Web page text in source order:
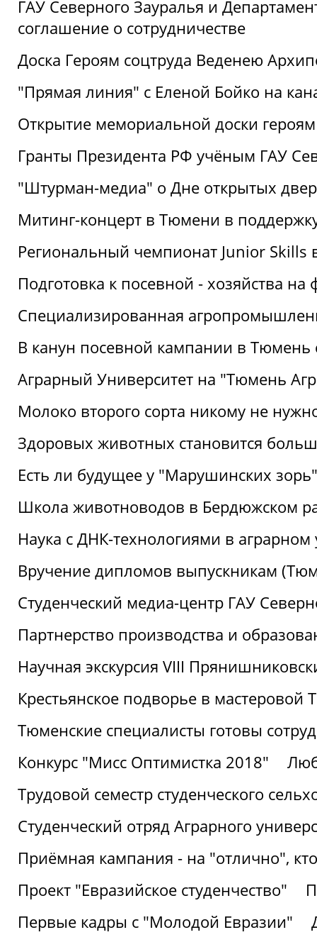
ГАУ Северного Зауралья и
соглашение о сотрудничестве
Доска Героям соцтруда Веденею
"Прямая линия" с Еленой Бойко на
Открытие мемориальной доски
Гранты Президента РФ учёным ГАУ
"Штурман-медиа" о Дне открытых
Митинг-концерт в Тюмени в
Региональный чемпионат Junior Skills
Подготовка к посевной - хозяйства
Специализированная
В канун посевной кампании в Тюмень
Аграрный Университет на "Тюмень
Молоко второго сорта никому не
Здоровых животных становится
Есть ли будущее у "Марушинских
Школа животноводов в Бердюжском
Наука с ДНК-технологиями в аграрном
Вручение дипломов выпускникам
Студенческий медиа-центр ГАУ
Партнерство производства и
Научная экскурсия VIII
Крестьянское подворье в мастеровой
Тюменские специалисты готовы
Конкурс "Мисс Оптимистка 2018"
Трудовой семестр студенческого
Студенческий отряд Аграрного
Приёмная кампания - на "отлично",
Проект "Евразийское студенчество"
Первые кадры с "Молодой Евразии"